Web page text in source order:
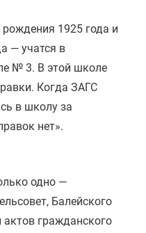
1925 года и
— учатся в
№ 3. В этой школе
Когда ЗАГС
в школу за
нет».
одно —
Балейского
актов гражданского